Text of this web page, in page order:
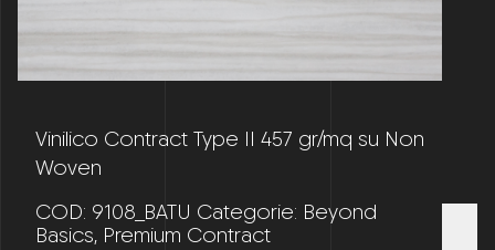
Vinilico Contract Type II 457 gr/mq su Non
Woven
COD: 9108_BATU Categorie: Beyond
Basics, Premium Contract